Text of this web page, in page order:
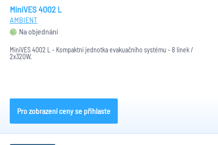
MiniVES 4002 L
AMBIENT
Na objednání
MiniVES 4002 L - Kompaktní jednotka evakuačního systému - 8 linek /
2x320W.
Pro zobrazení ceny se přihlaste